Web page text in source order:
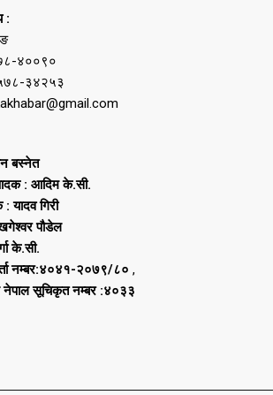
:
४००९०
३४२५३
बस्नेत
: आदिम के.सी.
यादव गिरी
पौडेल
के.सी.
नम्बर:४०४१-२०७९/८० ,
नेपाल सूचिकृत नम्बर :४०३३